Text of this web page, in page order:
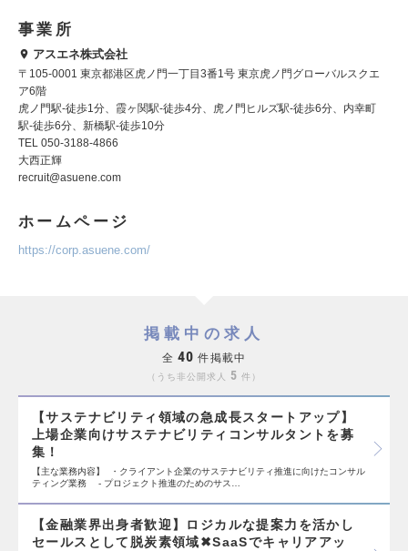
事業所
アスエネ株式会社
〒105-0001 東京都港区虎ノ門一丁目3番1号 東京虎ノ門グローバルスクエ
ア6階
虎ノ門駅-徒歩1分、霞ヶ関駅-徒歩4分、虎ノ門ヒルズ駅-徒歩6分、内幸町
駅-徒歩6分、新橋駅-徒歩10分
TEL 050-3188-4866
大西正輝
recruit@asuene.com
ホームページ
https://corp.asuene.com/
掲載中の求人
全 40 件掲載中
うち非公開求人 5 件
【サステナビリティ領域の急成長スタートアップ】
上場企業向けサステナビリティコンサルタントを募
集！
【主な業務内容】 ・クライアント企業のサステナビリティ推進に向けたコンサル
ティング業務 - プロジェクト推進のためのサス…
【金融業界出身者歓迎】ロジカルな提案力を活かし
セールスとして脱炭素領域✖SaaSでキャリアアッ